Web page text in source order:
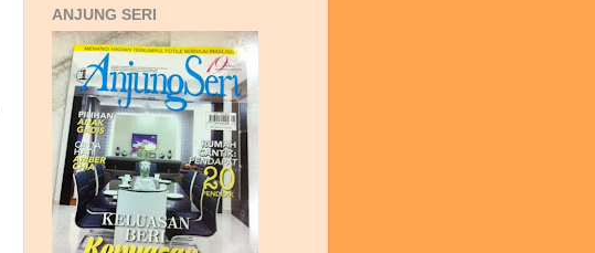
ANJUNG SERI